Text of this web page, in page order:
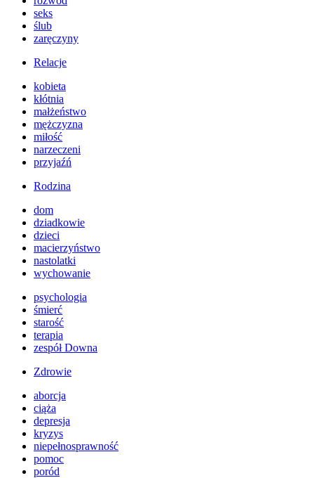
seks
ślub
zaręczyny
Relacje
kobieta
kłótnia
małżeństwo
mężczyzna
miłość
narzeczeni
przyjaźń
Rodzina
dom
dziadkowie
dzieci
macierzyństwo
nastolatki
wychowanie
psychologia
śmierć
starość
terapia
zespół Downa
Zdrowie
aborcja
ciąża
depresja
kryzys
niepełnosprawność
pomoc
poród